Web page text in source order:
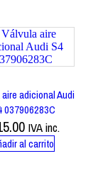
adicional Audi
037906283C
IVA inc.
al carrito